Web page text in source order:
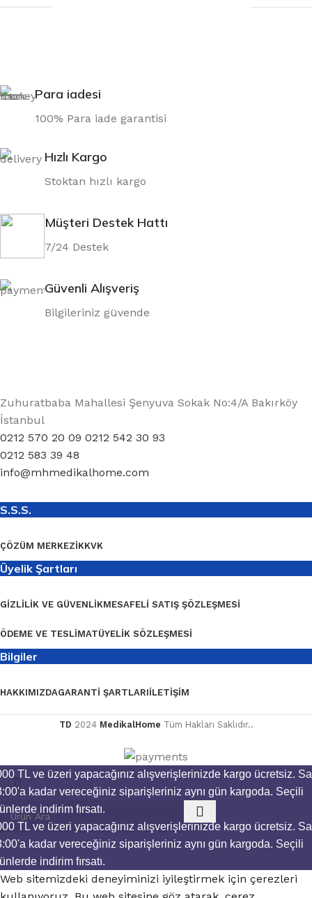
Para iadesi
100% Para iade garantisi
Hızlı Kargo
Stoktan hızlı kargo
Müşteri Destek Hattı
7/24 Destek
Güvenli Alışveriş
Bilgileriniz güvende
Zuhuratbaba Mahallesi Şenyuva Sokak No:4/A Bakırköy
İstanbul
0212 570 20 09 0212 542 30 93
0212 583 39 48
info@mhmedikalhome.com
S.S.S.
ÇÖZÜM MERKEZIKKVK
Üyelik Şartları
GIZLILIK VE GÜVENLIKMESAFELI SATIŞ ŞÖZLEŞMESI
ÖDEME VE TESLIMATÜYELIK SÖZLEŞMESI
Bilgiler
HAKKIMIZDAGARANTI ŞARTLARIİLETIŞIM
TD 2024 MedikalHome Tüm Hakları Saklıdır..
TL ve üzeri yapacağınız alışverişlerinizde kargo ücretsiz.
kadar vereceğiniz siparişleriniz aynı gün kargoda. Seçili
indirim fırsatı.
TL ve üzeri yapacağınız alışverişlerinizde kargo ücretsiz.
kadar vereceğiniz siparişleriniz aynı gün kargoda. Seçili
indirim fırsatı.
Web sitemizdeki deneyiminizi iyileştirmek için çerezleri